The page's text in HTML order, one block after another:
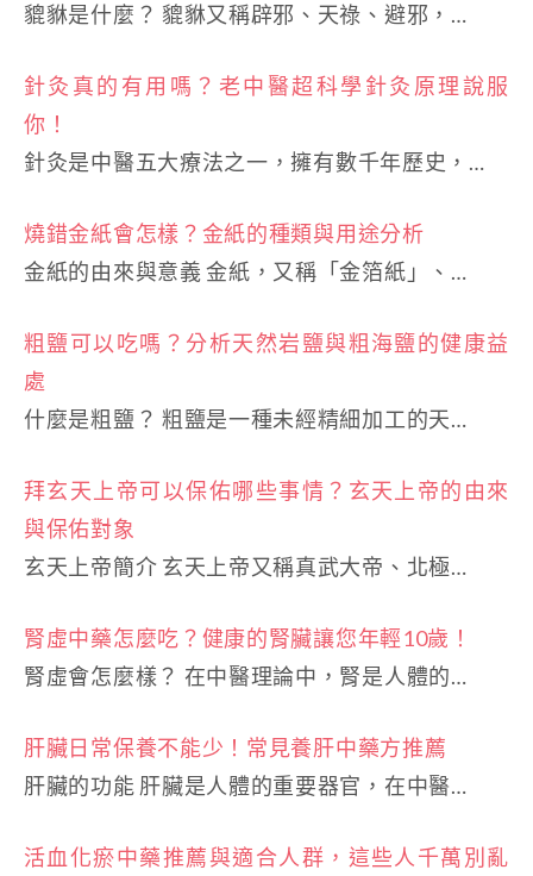
貔貅是什麼？ 貔貅又稱辟邪、天祿、避邪，…
針灸真的有用嗎？老中醫超科學針灸原理說服
你！
針灸是中醫五大療法之一，擁有數千年歷史，…
燒錯金紙會怎樣？金紙的種類與用途分析
金紙的由來與意義 金紙，又稱「金箔紙」、…
粗鹽可以吃嗎？分析天然岩鹽與粗海鹽的健康益
處
什麼是粗鹽？ 粗鹽是一種未經精細加工的天…
拜玄天上帝可以保佑哪些事情？玄天上帝的由來
與保佑對象
玄天上帝簡介 玄天上帝又稱真武大帝、北極…
腎虛中藥怎麼吃？健康的腎臟讓您年輕10歲！
腎虛會怎麼樣？ 在中醫理論中，腎是人體的…
肝臟日常保養不能少！常見養肝中藥方推薦
肝臟的功能 肝臟是人體的重要器官，在中醫…
活血化瘀中藥推薦與適合人群，這些人千萬別亂